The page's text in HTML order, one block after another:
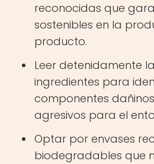
reconocidas que
sostenibles en la
producto.
Leer detenidamente
ingredientes para
componentes
agresivos para el
Optar por envases
biodegradables que